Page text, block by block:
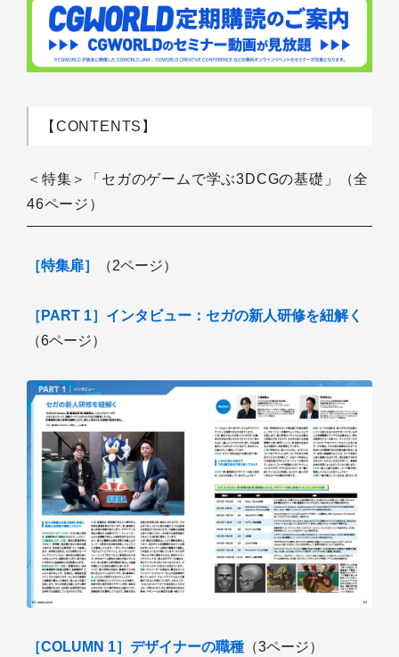
【CONTENTS】
＜特集＞「セガのゲームで学ぶ3DCGの基礎」（全
46ページ）
［特集扉］ （2ページ）
［PART 1］インタビュー：セガの新人研修を紐解く
（6ページ）
［COLUMN 1］デザイナーの職種 （3ページ）